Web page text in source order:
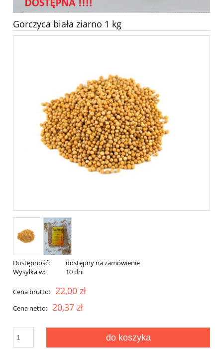
Gorczyca biała ziarno 1 kg
Dostępność:
dostępny na zamówienie
Wysyłka w:
10 dni
Cena brutto: 22,00 zł
Cena netto: 20,37 zł
do koszyka